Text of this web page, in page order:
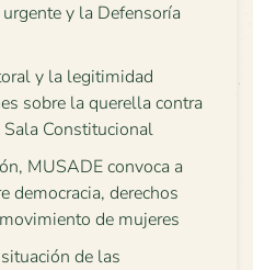
y la Defensoría
y la legitimidad
sobre la querella contra
Constitucional
MUSADE convoca a
democracia, derechos
de mujeres
de las